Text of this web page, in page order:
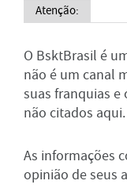
Atenção:
O BsktBrasil é
não é um canal
suas franquias e
não citados aqui.
As informações
opinião de seus